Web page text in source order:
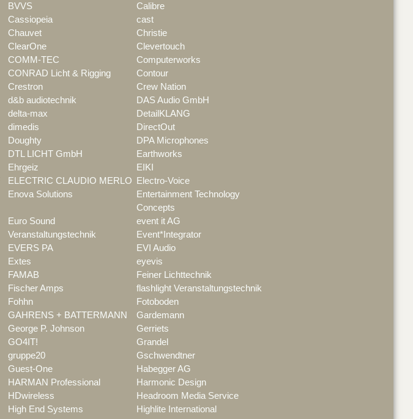
BVVS
Calibre
Cassiopeia
cast
Chauvet
Christie
ClearOne
Clevertouch
COMM-TEC
Computerworks
CONRAD Licht & Rigging
Contour
Crestron
Crew Nation
d&b audiotechnik
DAS Audio GmbH
delta-max
DetailKLANG
dimedis
DirectOut
Doughty
DPA Microphones
DTL LICHT GmbH
Earthworks
Ehrgeiz
EIKI
ELECTRIC CLAUDIO MERLO
Electro-Voice
Enova Solutions
Entertainment Technology
Concepts
Euro Sound
Veranstaltungstechnik
event it AG
Event*Integrator
EVERS PA
EVI Audio
Extes
eyevis
FAMAB
Feiner Lichttechnik
Fischer Amps
flashlight Veranstaltungstechnik
Fohhn
Fotoboden
GAHRENS + BATTERMANN
Gardemann
George P. Johnson
Gerriets
GO4IT!
Grandel
gruppe20
Gschwendtner
Guest-One
Habegger AG
HARMAN Professional
Harmonic Design
HDwireless
Headroom Media Service
High End Systems
Highlite International